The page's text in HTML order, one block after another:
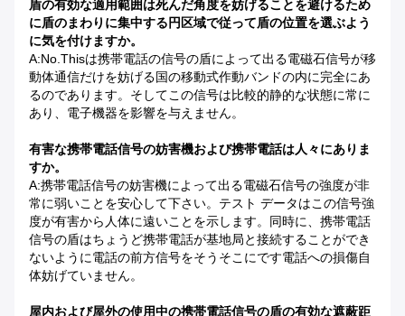
盾の有効な適用範囲は死んだ角度を妨げることを避けるため
に盾のまわりに集中する円区域で従って盾の位置を選ぶよう
に気を付けますか。
A:No.Thisは携帯電話の信号の盾によって出る電磁石信号が移
動体通信だけを妨げる国の移動式作動バンドの内に完全にあ
るのであります。そしてこの信号は比較的静的な状態に常に
あり、電子機器を影響を与えません。
有害な携帯電話信号の妨害機および携帯電話は人々にありま
すか。
A:携帯電話信号の妨害機によって出る電磁石信号の強度が非
常に弱いことを安心して下さい。テスト データはこの信号強
度が有害から人体に遠いことを示します。同時に、携帯電話
信号の盾はちょうど携帯電話が基地局と接続することができ
ないように電話の前方信号をそうそこにです電話への損傷自
体妨げていません。
屋内および屋外の使用中の携帯電話信号の盾の有効な遮蔽距